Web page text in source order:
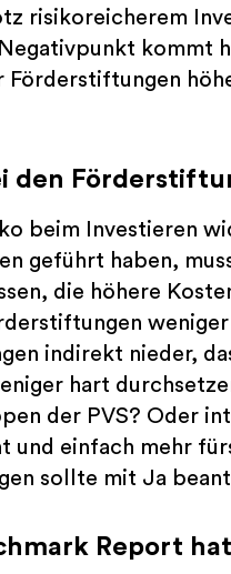
risikoreicherem
kommt
den
beim Investieren
geführt haben,
die höhere
indirekt nieder,
hart
der PVS? Oder
einfach mehr
sollte mit Ja
Report